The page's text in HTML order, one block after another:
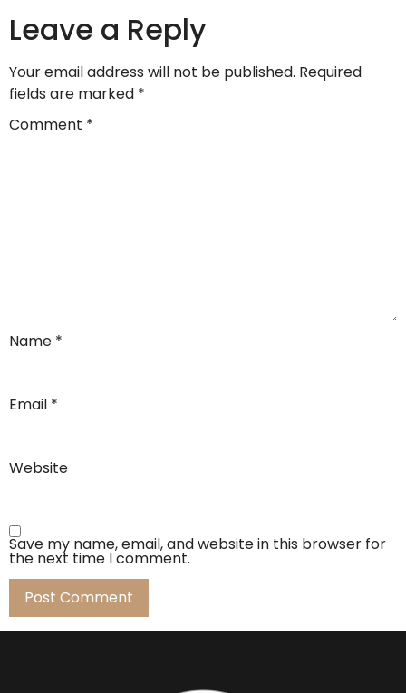
Leave a Reply
Your email address will not be published. Required
fields are marked *
Comment *
Name *
Email *
Website
Save my name, email, and website in this browser for
the next time I comment.